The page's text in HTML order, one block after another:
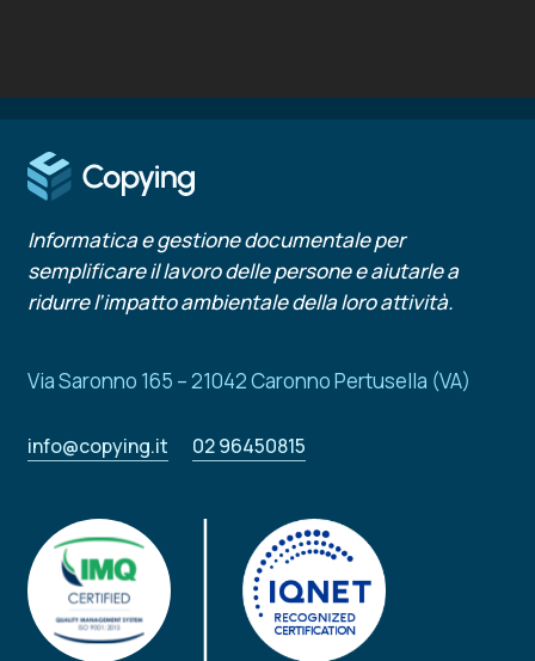
Informatica e gestione documentale per
semplificare il lavoro delle persone e aiutarle a
ridurre l’impatto ambientale della loro attività.
Via Saronno 165 – 21042 Caronno Pertusella (VA)
info@copying.it 02 96450815